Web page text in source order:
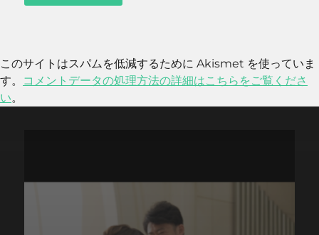
このサイトはスパムを低減するために Akismet を使っていま
す。
コメントデータの処理方法の詳細はこちらをご覧くださ
い。